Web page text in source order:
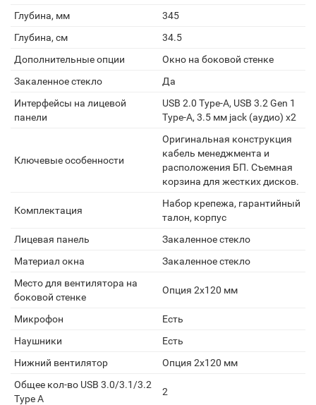
Глубина, мм
345
Глубина, см
34.5
Дополнительные опции
Окно на боковой стенке
Закаленное стекло
Да
Интерфейсы на лицевой
панели
USB 2.0 Type-A, USB 3.2 Gen 1
Type-A, 3.5 мм jack (аудио) х2
Ключевые особенности
Оригинальная конструкция
кабель менеджмента и
расположения БП. Съемная
корзина для жестких дисков.
Комплектация
Набор крепежа, гарантийный
талон, корпус
Лицевая панель
Закаленное стекло
Материал окна
Закаленное стекло
Место для вентилятора на
боковой стенке
Опция 2х120 мм
Микрофон
Есть
Наушники
Есть
Нижний вентилятор
Опция 2х120 мм
Общее кол-во USB 3.0/3.1/3.2
Type A
2